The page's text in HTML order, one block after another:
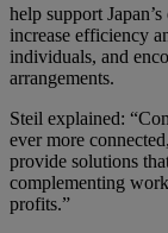
help support
increase efficiency
individuals, and
arrangements.
Steil explained:
ever more
provide solutions
complementing
profits.”